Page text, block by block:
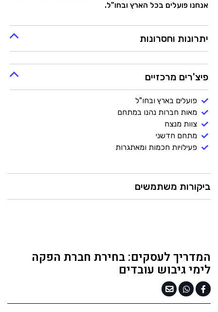
אנחנו פועלים בכל הארץ ובחו"ל.
יתרונות וחסרונות
פיצ'רים מרכזיים
פועלים בארץ ובחו"ל
מאות חברות נהנו במתחם
צוות מנצח
מתחם חדשני
פעילויות חכמות ומאתגרות
ביקורות משתמשים
המדריך לעסקים: בחירת חברת הפקה
לימי גיבוש עובדים